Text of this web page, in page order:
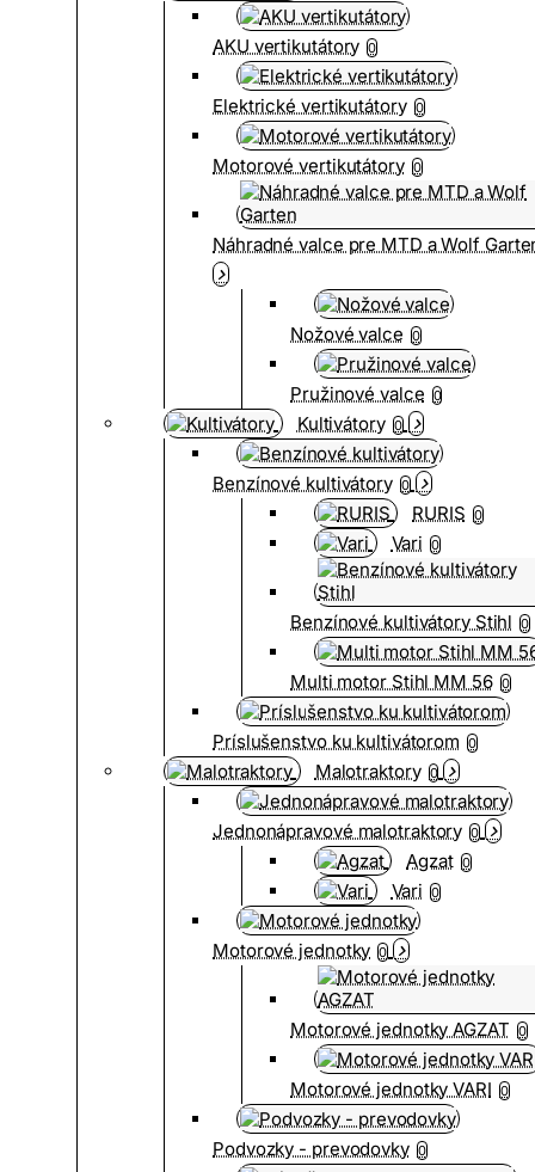
AKU vertikutátory 0
Elektrické vertikutátory 0
Motorové vertikutátory 0
Náhradné valce pre MTD a Wolf
Nožové valce 0
Pružinové valce 0
Kultivátory 0
Benzínové kultivátory 0
RURIS 0
Vari 0
Benzínové kultivátory Stihl 0
Multi motor Stihl MM 56 0
Príslušenstvo ku kultivátorom 0
Malotraktory 0
Jednonápravové malotraktory 0
Agzat 0
Vari 0
Motorové jednotky 0
Motorové jednotky AGZAT 0
Motorové jednotky VARI 0
Podvozky - prevodovky 0